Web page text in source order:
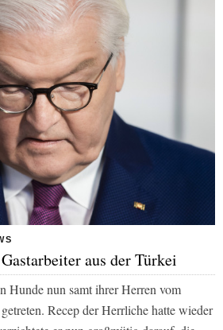
aus der Türkei
Hunde nun samt ihrer Herren vom
Recep der Herrliche hatte wieder